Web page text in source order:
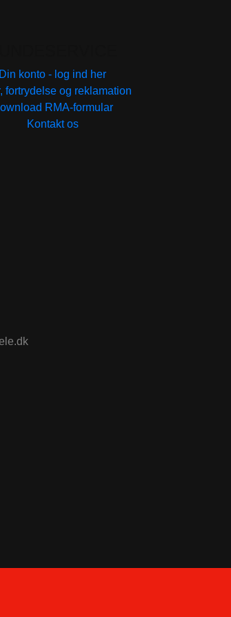
Din konto - log ind her
fortrydelse og reklamation
RMA-formular
Kontakt os